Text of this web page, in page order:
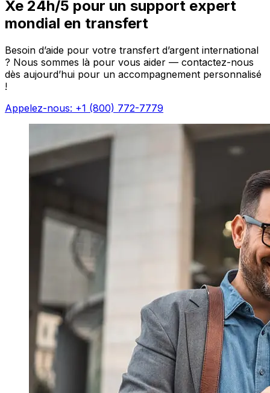
Xe 24h/5 pour un support expert
mondial en transfert
Besoin d’aide pour votre transfert d’argent international
? Nous sommes là pour vous aider — contactez-nous
dès aujourd’hui pour un accompagnement personnalisé
!
Appelez-nous: +1 (800) 772-7779